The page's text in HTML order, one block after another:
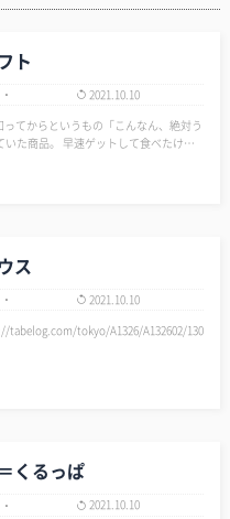
ト
2021.10.10
てからというもの「こんなん、絶対う
いた商品。 早速ゲットして食べたけど
ス
2021.10.10
くるっぱ
2021.10.10